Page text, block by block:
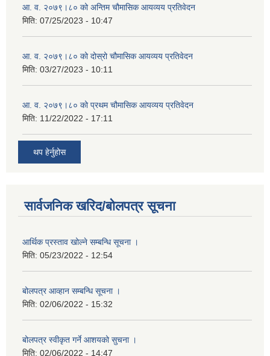
आ. व. २०७९।८० को अन्तिम चौमासिक आयव्यय प्रतिवेदन
मिति: 07/25/2023 - 10:47
आ. व. २०७९।८० को दोस्रो चौमासिक आयव्यय प्रतिवेदन
मिति: 03/27/2023 - 10:11
आ. व. २०७९।८० को प्रथम चौमासिक आयव्यय प्रतिवेदन
मिति: 11/22/2022 - 17:11
थप हेर्नुहोस
सार्वजनिक खरिद/बोलपत्र सूचना
आर्थिक प्रस्ताव खोल्ने सम्बन्धि सूचना ।
मिति: 05/23/2022 - 12:54
बोलपत्र आव्हान सम्बन्धि सूचना ।
मिति: 02/06/2022 - 15:32
बोलपत्र स्वीकृत गर्ने आशयको सुचना ।
मिति: 02/06/2022 - 14:47